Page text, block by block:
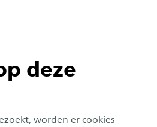
deze
worden er cookies